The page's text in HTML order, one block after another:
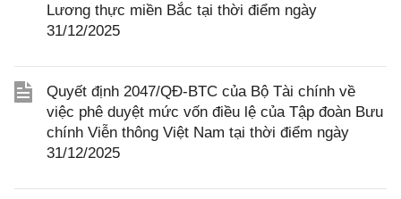
Lương thực miền Bắc tại thời điểm ngày
31/12/2025
Quyết định 2047/QĐ-BTC của Bộ Tài chính về
việc phê duyệt mức vốn điều lệ của Tập đoàn Bưu
chính Viễn thông Việt Nam tại thời điểm ngày
31/12/2025